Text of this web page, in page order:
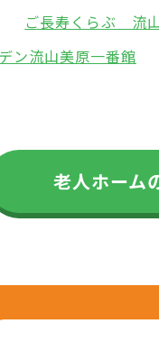
ご長寿くらぶ 流
ン流山美原一番館
老人ホーム